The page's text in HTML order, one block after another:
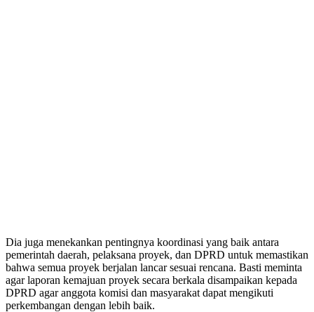
Dia juga menekankan pentingnya koordinasi yang baik antara
pemerintah daerah, pelaksana proyek, dan DPRD untuk memastikan
bahwa semua proyek berjalan lancar sesuai rencana. Basti meminta
agar laporan kemajuan proyek secara berkala disampaikan kepada
DPRD agar anggota komisi dan masyarakat dapat mengikuti
perkembangan dengan lebih baik.